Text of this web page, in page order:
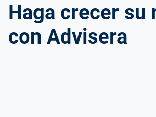
Haga crecer su
con Advisera